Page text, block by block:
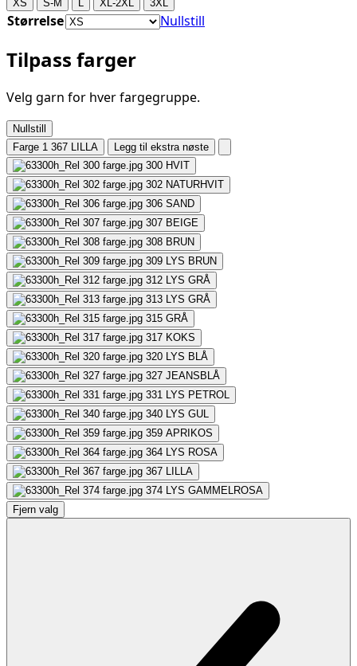
XS S-M XL-2XL 3XL
Størrelse Nullstill
Tilpass farger
Velg garn for hver fargegruppe.
Nullstill
Farge 1 367 LILLA
Legg til ekstra nøste
300 HVIT
302 NATURHVIT
306 SAND
307 BEIGE
308 BRUN
309 LYS BRUN
312 LYS GRÅ
313 LYS GRÅ
315 GRÅ
317 KOKS
320 LYS BLÅ
327 JEANSBLÅ
331 LYS PETROL
340 LYS GUL
359 APRIKOS
364 LYS ROSA
367 LILLA
374 LYS GAMMELROSA
Fjern valg